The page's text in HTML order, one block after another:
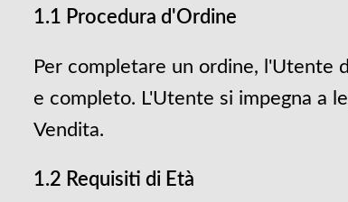
1.1 Procedura d'Ordine
Per completare un ordine, l'Utente
e completo. L'Utente si impegna a
Vendita.
1.2 Requisiti di Età